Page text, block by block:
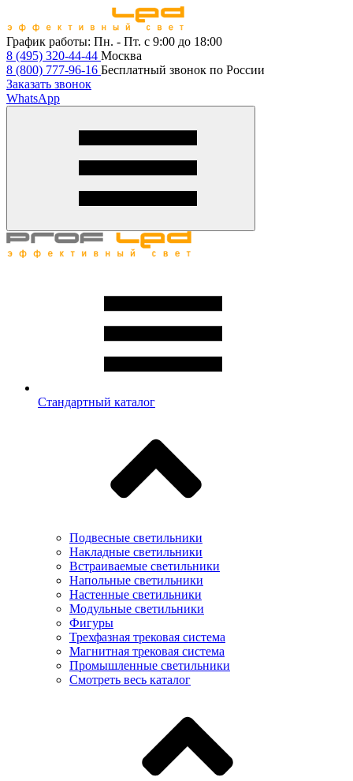
График работы: Пн. - Пт. с 9:00 до 18:00
8 (495) 320-44-44 Москва
8 (800) 777-96-16 Бесплатный звонок по России
Заказать звонок
WhatsApp
Стандартный каталог
Подвесные светильники
Накладные светильники
Встраиваемые светильники
Напольные светильники
Настенные светильники
Модульные светильники
Фигуры
Трехфазная трековая система
Магнитная трековая система
Промышленные светильники
Смотреть весь каталог